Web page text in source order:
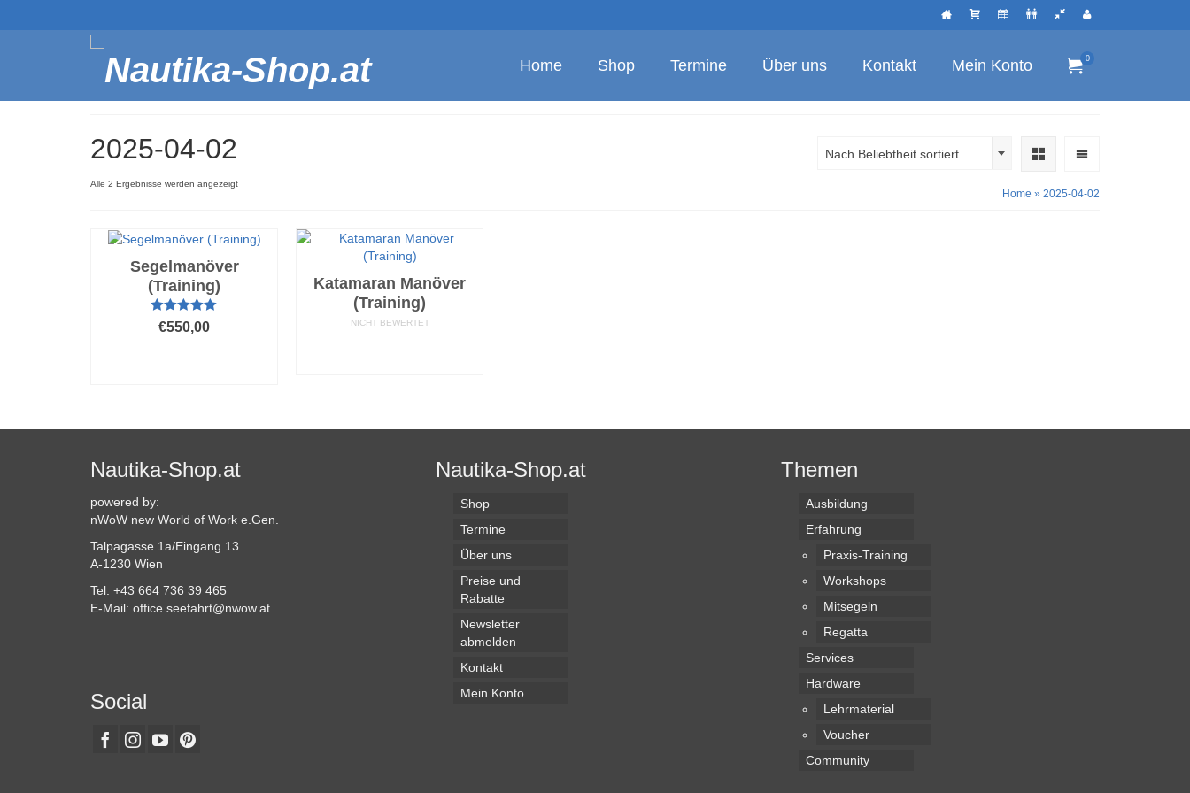
Home Shop Termine Über uns Kontakt Mein Konto 0
2025-04-02
Alle 2 Ergebnisse werden angezeigtNach
Nach Beliebtheit sortiert
Home » 2025-04-02
Segelmanöver
(Training)
Bewertet mit
5.00von 5
€550,00
weist
Varianten
auf.
Optionen
auf
Produktseite
gewählt
Katamaran Manöver
(Training)
NICHT BEWERTET
Nautika-Shop.at
powered by:
nWoW new World of Work e.Gen.
Talpagasse 1a/Eingang 13
A-1230 Wien
Tel. +43 664 736 39 465
E-Mail: office.seefahrt@nwow.at
Social
Nautika-Shop.at
Shop
Termine
Über uns
Preise und
Rabatte
Newsletter
abmelden
Kontakt
Mein Konto
Themen
Ausbildung
Erfahrung
Praxis-Training
Workshops
Mitsegeln
Regatta
Services
Hardware
Lehrmaterial
Voucher
Community